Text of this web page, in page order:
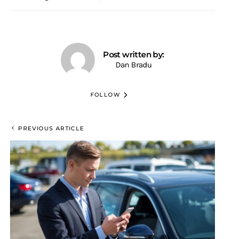
Post written by:
Dan Bradu
FOLLOW
PREVIOUS ARTICLE